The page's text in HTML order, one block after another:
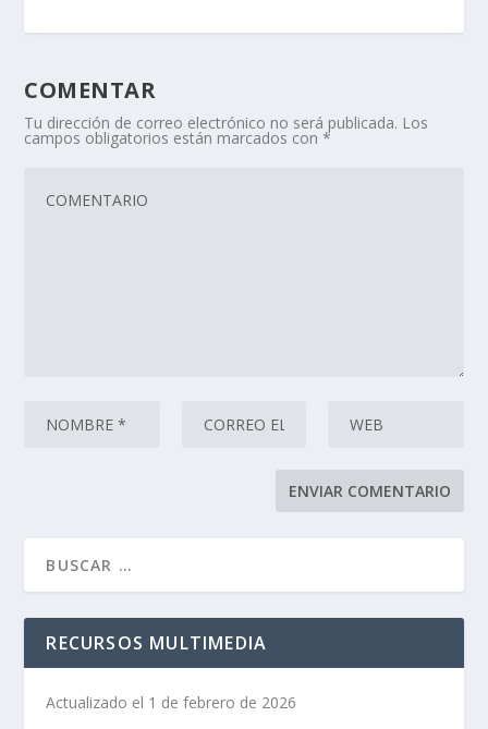
COMENTAR
Tu dirección de correo electrónico no será publicada. Los
campos obligatorios están marcados con*
RECURSOS MULTIMEDIA
Actualizado el 1 de febrero de 2026